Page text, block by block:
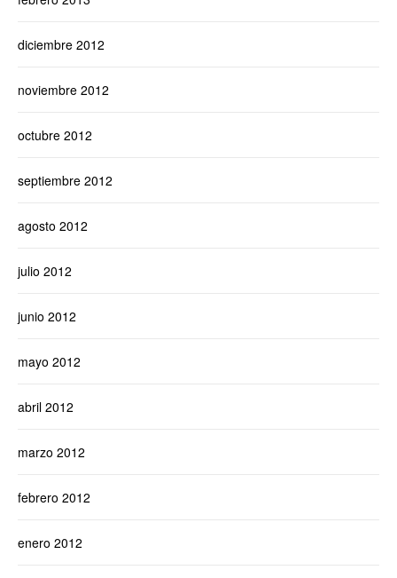
diciembre 2012
noviembre 2012
octubre 2012
septiembre 2012
agosto 2012
julio 2012
junio 2012
mayo 2012
abril 2012
marzo 2012
febrero 2012
enero 2012